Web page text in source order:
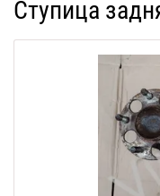
Ступица